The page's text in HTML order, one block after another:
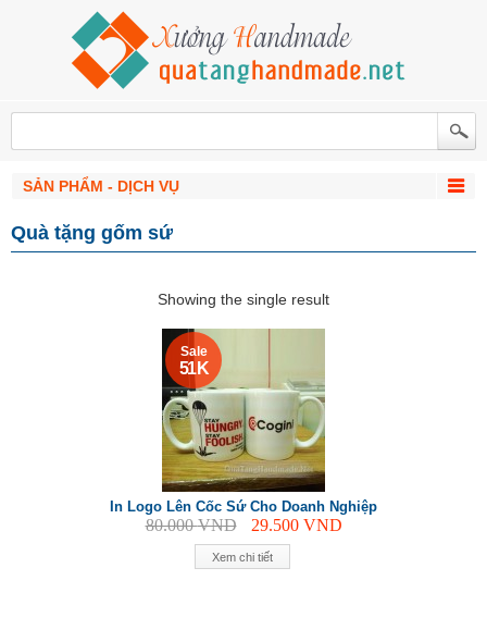
SẢN PHẨM - DỊCH VỤ
Quà tặng gốm sứ
Showing the single result
Xem chi tiết
Sale
51 K
In Logo Lên Cốc Sứ Cho Doanh Nghiệp
80.000VND 29.500 VND